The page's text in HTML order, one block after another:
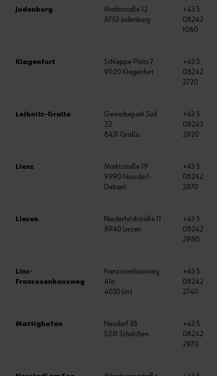
Judenburg
Marktstraße 12
8753 Judenburg
+43 5
08242
1060
Klagenfurt
Schleppe Platz 7
9020 Klagenfurt
+43 5
08242
2720
Leibnitz-Gralla
Gewerbepark Süd
22
8431 Gralla
+43 5
08242
2920
Lienz
Marktstraße 19
9990 Nussdorf-
Debant
+43 5
08242
2870
Liezen
Niederfeldstraße 11
8940 Liezen
+43 5
08242
2980
Linz-
Franzosenhausweg
Franzosenhausweg
41a
4030 Linz
+43 5
08242
2740
Mattighofen
Neudorf 38
5231 Schalchen
+43 5
08242
2970